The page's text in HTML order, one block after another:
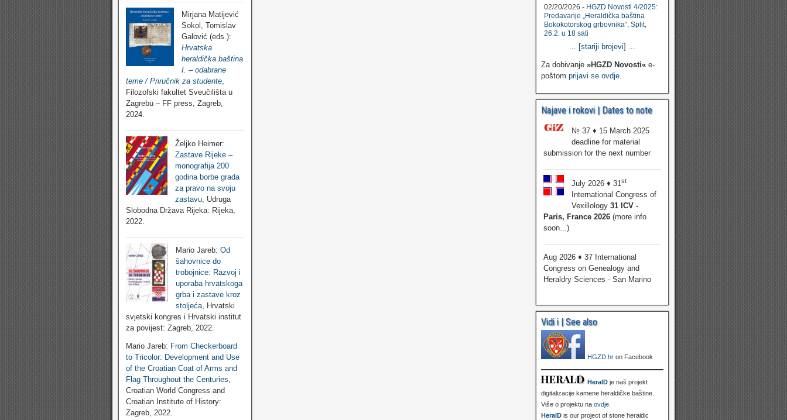
Mirjana Matijević
Sokol, Tomislav
Galović (eds.):
Hrvatska
heraldička baština
I. – odabrane
teme / Priručnik za studente,
Filozofski fakultet Sveučilišta u
Zagrebu – FF press, Zagreb,
2024.
Željko Heimer:
Zastave Rijeke –
monografija 200
godina borbe grada
za pravo na svoju
zastavu, Udruga
Slobodna Država Rijeka: Rijeka,
2022.
Mario Jareb: Od
šahovnice do
trobojnice: Razvoj i
uporaba hrvatskoga
grba i zastave kroz
stoljeća, Hrvatski
svjetski kongres i Hrvatski institut
za povijest: Zagreb, 2022.
Mario Jareb: From Checkerboard
to Tricolor: Development and Use
of the Croatian Coat of Arms and
Flag Throughout the Centuries,
Croatian World Congress and
Croatian Institute of History:
Zagreb, 2022.
02/20/2026 - HGZD Novosti 4/2025:
Predavanje „Heraldička baština
Bokokotorskog grbovnika“, Split,
26.2. u 18 sati
... [stariji brojevi] ...
Za dobivanje »HGZD Novosti«e-
poštom prijavi se ovdje.
Najave i rokovi | Dates to note
№ 37 ♦ 15 March 2025
deadline for material
submission for the next number
July 2026 ♦ 31st
International Congress of
Vexillology 31 ICV -
Paris, France 2026(more info
soon...)
Aug 2026 ♦ 37 International
Congress on Genealogy and
Heraldry Sciences - San Marino
Vidi i | See also
HGZD.hron Facebook
HeralDje naš projekt
digitalizacije kamene heraldičke baštine.
Više o projektu na ovdje.
HeralDis our project of stone heraldic